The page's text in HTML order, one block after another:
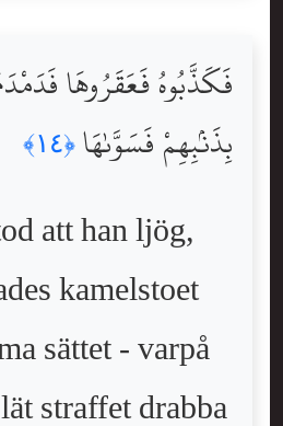
فَكَذَّبُوهُ فَعَقَرُوهَا
بِذَنۢبِهِمْ فَسَوَّىٰهَا ﴿١٤﴾
att han ljög,
kamelstoet
sättet - varpå
straffet drabba